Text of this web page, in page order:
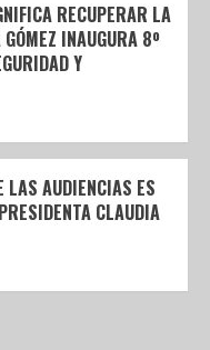
RECUPERAR LA
INAUGURA 8º
Y
LAS AUDIENCIAS ES
CLAUDIA